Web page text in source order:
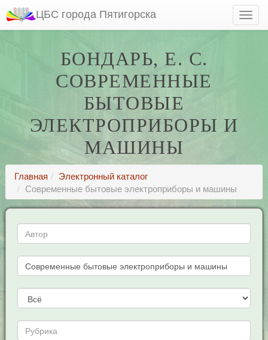
ЦБС города Пятигорска
БОНДАРЬ, Е. С.
СОВРЕМЕННЫЕ
БЫТОВЫЕ
ЭЛЕКТРОПРИБОРЫ И
МАШИНЫ
Главная
Электронный каталог
Современные бытовые электроприборы и машины